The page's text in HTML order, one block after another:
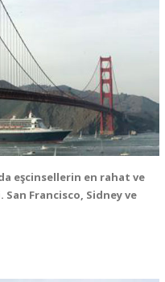
eşcinsellerin en rahat ve
Francisco, Sidney ve